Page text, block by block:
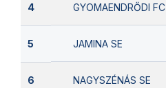
4 GYOMAENDRŐDI FC
5 JAMINA SE
6 NAGYSZÉNÁS SE